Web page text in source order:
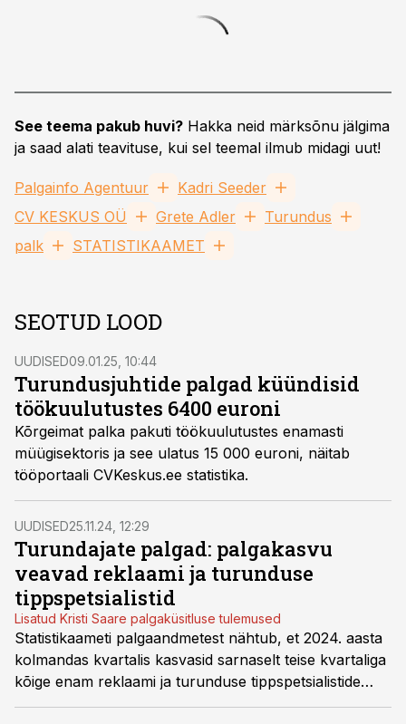
See teema pakub huvi? Hakka neid märksõnu jälgima
ja saad alati teavituse, kui sel teemal ilmub midagi uut!
Palgainfo Agentuur
Kadri Seeder
CV KESKUS OÜ
Grete Adler
Turundus
palk
STATISTIKAAMET
SEOTUD LOOD
UUDISED09.01.25, 10:44
Turundusjuhtide palgad küündisid
töökuulutustes 6400 euroni
Kõrgeimat palka pakuti töökuulutustes enamasti
müügisektoris ja see ulatus 15 000 euroni, näitab
tööportaali CVKeskus.ee statistika.
UUDISED25.11.24, 12:29
Turundajate palgad: palgakasvu
veavad reklaami ja turunduse
tippspetsialistid
Lisatud Kristi Saare palgaküsitluse tulemused
Statistikaameti palgaandmetest nähtub, et 2024. aasta
kolmandas kvartalis kasvasid sarnaselt teise kvartaliga
kõige enam reklaami ja turunduse tippspetsialistide
palgad – 6,6%.